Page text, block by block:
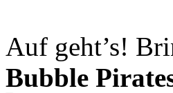
Auf geht’s!
Bubble